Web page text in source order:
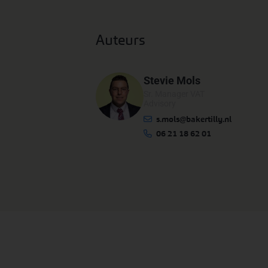
Auteurs
Stevie Mols
s.mols@bakertilly.nl
06 21 18 62 01